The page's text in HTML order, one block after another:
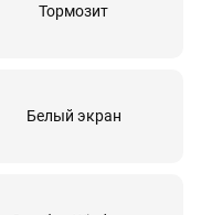
60 мин от 1800 руб
60 мин от 1200 руб
Тормозит
Белый экран